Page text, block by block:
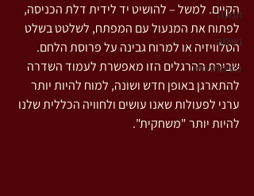
תנועה
נשימה
פסיכותרפיה
הקיים. למשל – להושיט יד לידית דלת הכניסה,
לפתוח את המנעול עם המפתח, לשלטט בשלט
הטלוויזיה או למרוח גבינה על פרוסת הלחם.
שבירת ההרגלים הזו מאפשרת לעמוד השדרה
להתארגן באופן חדש ושונה, למוח להיות יותר
ערני לפעולות שאנו עושים ולחוויה הכללית שלנו
להיות יותר "משחקית".